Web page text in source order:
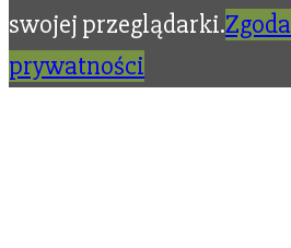
swojej przeglądarki.Zgoda
prywatności